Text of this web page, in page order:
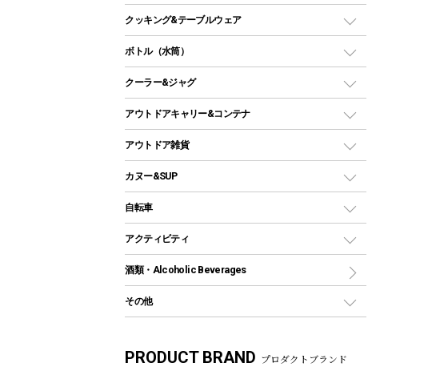
スクエアタープ（レクタタープ）
メッシュタープ
自立式タープ
パラソル
テントアクセサリー
ペグ
グランドシート
ガイドロープ
ツール
オイルランタン
LEDライト
ヘッドライト
キャンドル
ガス缶
ガストーチ、ライター
バーベキューコンロ、グリル
焚き火台タイプ（ロースタイル）グリル
卓上タイプグリル
パーティータイプグリル
鉄板、アミ
焚き火台&ストーブ
火起こし
バーベキューツール
燃料・着火剤・炭
クッキング&テーブルウェア
ダッチオーブン
ホットサンドメーカー
クッカーセット
シェラカップ
クッキングツール
ナイフ
カトラリー
マグカップ、カップ
ボトル（水筒）
ステンレスボトル
コップ付きタイプ
ワンタッチタイプ
プラスチックボトル
ディズニーボトル
クーラー&ジャグ
クーラーボックス
クーラーバッグ
ウォータージャグ
保冷剤
アウトドアキャリー&コンテナ
アウトドアキャリー
アウトドア雑貨
バックパック&バッグ
リュック、バックパック
トートバッグ、サコッシュ
ショッピングキャリー
その他アウトドア雑貨
レイン
カヌー&SUP
インフレータブル
カヤック
パドル
ヘルメット
自転車
折りたたみ自転車
スポーツサイクル
シティサイクル
自転車用アクセサリー
アクティビティ
マリン
ラッシュガード
テント
酒類・Alcoholic Beverages
その他
湯たんぽ
PRODUCT BRAND プロダクトブランド